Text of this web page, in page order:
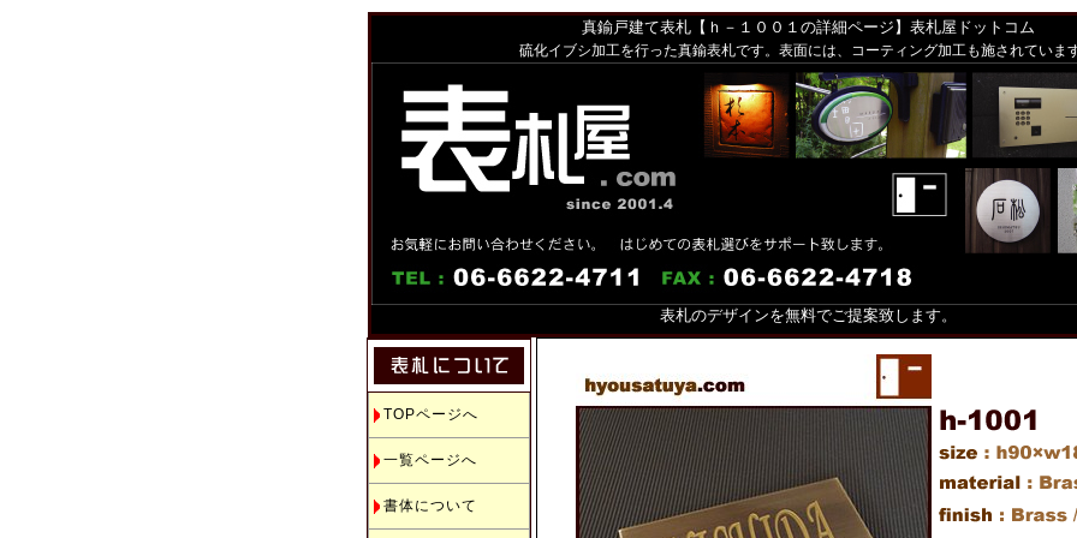
真鍮戸建て表札【ｈ－１００１の詳細ページ】表札屋ドットコム
硫化イブシ加工を行った真鍮表札です。表面には、コーティング加工も施されていま
表札のデザインを無料でご提案致します。
TOPページへ
一覧ページへ
書体について